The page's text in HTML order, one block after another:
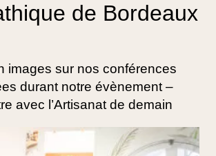
de Bordeaux
images sur nos conférences
durant notre évènement –
avec l’Artisanat de demain